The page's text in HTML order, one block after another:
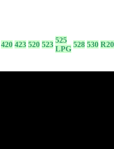
420 423 520 523
525
LPG
528 530 R20